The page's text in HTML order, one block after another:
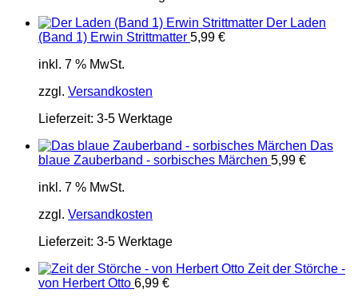
Der Laden
(Band 1) Erwin Strittmatter 5,99 €
inkl. 7 % MwSt.
zzgl. Versandkosten
Lieferzeit: 3-5 Werktage
Das
blaue Zauberband - sorbisches Märchen 5,99 €
inkl. 7 % MwSt.
zzgl. Versandkosten
Lieferzeit: 3-5 Werktage
Zeit der Störche -
von Herbert Otto 6,99 €